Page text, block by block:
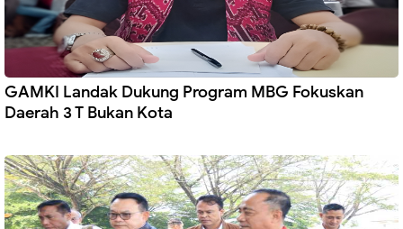
GAMKI Landak Dukung Program MBG Fokuskan
Daerah 3 T Bukan Kota